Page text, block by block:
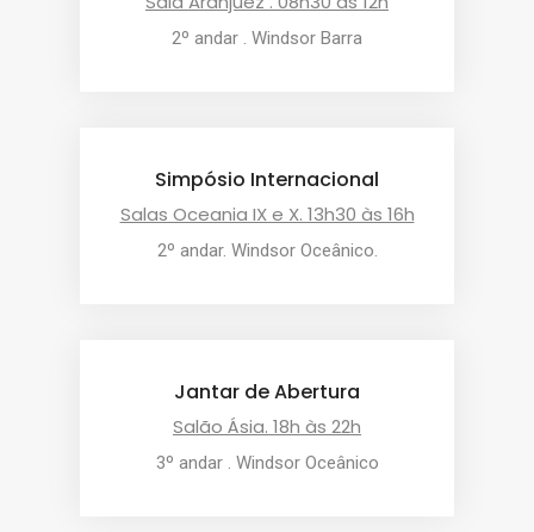
2º andar . Windsor Barra
Simpósio Internacional
Salas Oceania IX e X. 13h30 às 16h
2º andar. Windsor Oceânico.
Jantar de Abertura
Salão Ásia. 18h às 22h
3º andar . Windsor Oceânico